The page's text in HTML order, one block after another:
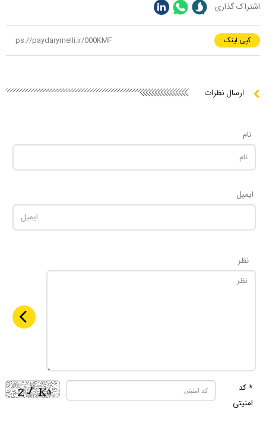
اشتراک گذاری
کپی لینک
ارسال نظرات
نام
ایمیل
نظر
* کد
امنیتی